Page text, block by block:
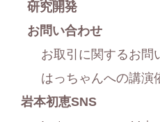
研究開発
お問い合わせ
お取引に関するお問
はっちゃんへの講演
岩本初恵SNS